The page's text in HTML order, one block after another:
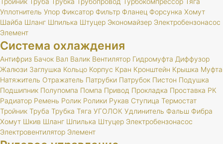
Уплотнитель Упор Фиксатор Фильтр Фланец Форсунка Хомут
Шайба Шланг Шпилька Штуцер Экономайзер Электробензонасос
Элемент
Система охлаждения
Антифриз Бачок Вал Валик Вентилятор Гидромуфта Диффузор
Жалюзи Заглушка Кольцо Корпус Кран Кронштейн Крышка Муфта
Натяжитель Отражатель Патрубки Патрубок Пистон Подушка
Подшипник Полупомпа Помпа Привод Прокладка Проставка РК
Радиатор Ремень Ролик Ролики Рукав Ступица Термостат
Тройник Труба Трубка Тяга УГОЛОК Удлинитель Фальш Фибра
Хомут Шкив Шланг Шпилька Штуцер Электробензонасос
Электровентилятор Элемент